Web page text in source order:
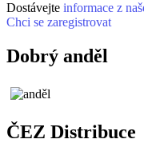
Dostávejte informace z
Chci se zaregistrovat
Dobrý anděl
ČEZ Distribuce